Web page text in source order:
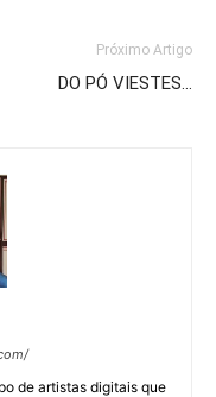
Próximo Artigo
DO PÓ VIESTES…
de artistas digitais que